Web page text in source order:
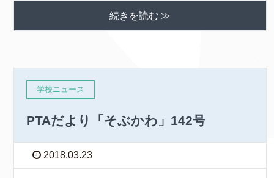
続きを読む ≫
学校ニュース
PTAだより「そぶかわ」142号
2018.03.23